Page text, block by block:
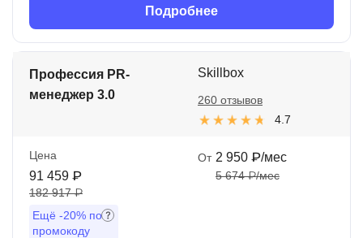
Подробнее
Профессия PR-
менеджер 3.0
Skillbox
4.7
260 отзывов
Цена
91 459 ₽
182 917 ₽
Ещё -20% по
промокоду
От 2 950 ₽/мес
5 674 ₽/мес